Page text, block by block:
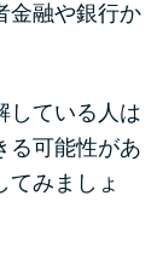
金融や銀行か
している人は
る可能性があ
てみましょ